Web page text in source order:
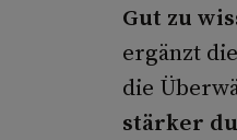
Gut zu
ergänzt
die
stärker